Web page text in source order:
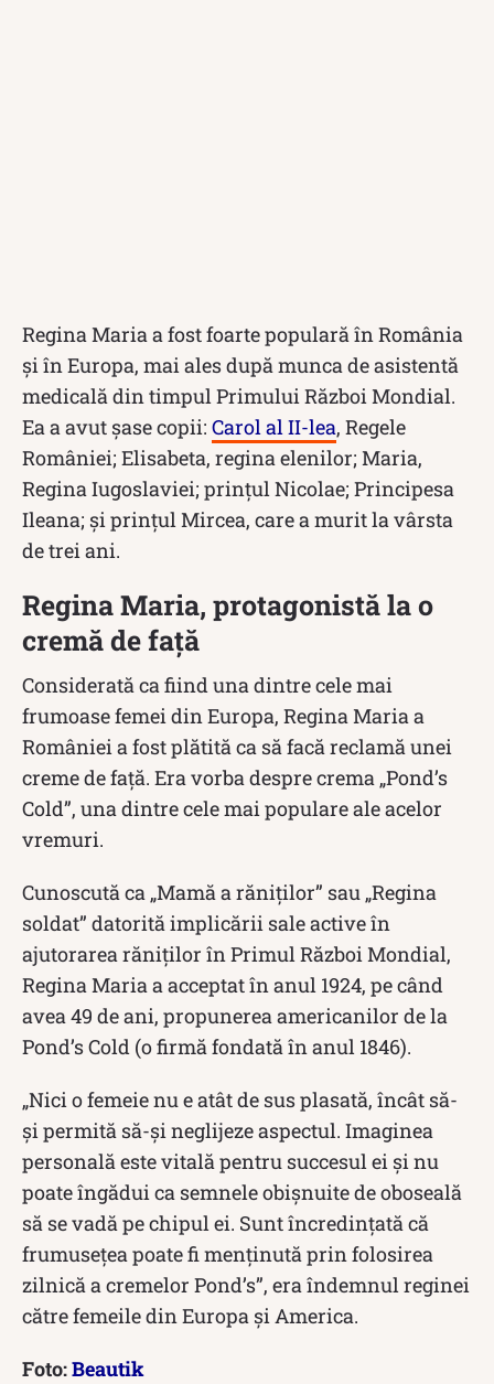
Regina Maria a fost foarte populară în România
și în Europa, mai ales după munca de asistentă
medicală din timpul Primului Război Mondial.
Ea a avut șase copii: Carol al II-lea, Regele
României; Elisabeta, regina elenilor; Maria,
Regina Iugoslaviei; prințul Nicolae; Principesa
Ileana; și prințul Mircea, care a murit la vârsta
de trei ani.
Regina Maria, protagonistă la o
cremă de față
Considerată ca fiind una dintre cele mai
frumoase femei din Europa, Regina Maria a
României a fost plătită ca să facă reclamă unei
creme de față. Era vorba despre crema „Pond’s
Cold”, una dintre cele mai populare ale acelor
vremuri.
Cunoscută ca „Mamă a răniţilor” sau „Regina
soldat” datorită implicării sale active în
ajutorarea răniţilor în Primul Război Mondial,
Regina Maria a acceptat în anul 1924, pe când
avea 49 de ani, propunerea americanilor de la
Pond’s Cold (o firmă fondată în anul 1846).
„Nici o femeie nu e atât de sus plasată, încât să-
şi permită să-şi neglijeze aspectul. Imaginea
personală este vitală pentru succesul ei şi nu
poate îngădui ca semnele obişnuite de oboseală
să se vadă pe chipul ei. Sunt încredinţată că
frumuseţea poate fi menţinută prin folosirea
zilnică a cremelor Pond’s”, era îndemnul reginei
către femeile din Europa și America.
Foto:Beautik